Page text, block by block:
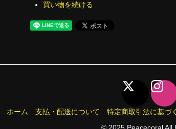
買い物を続ける
ホーム 支払・配送について 特定商取引法に基づ